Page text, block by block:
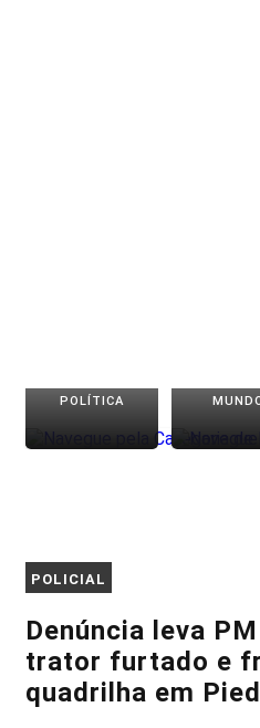
POLÍTICA
POLICIAL
Denúncia leva
trator furtado e
quadrilha em